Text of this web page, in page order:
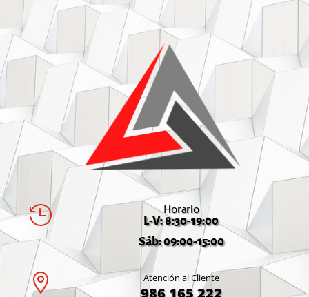
 Horario
L-V: 8:30-19:00
Sáb: 09:00-15:00
 Atención al Cliente
986 165 222